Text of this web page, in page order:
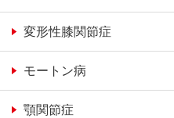
変形性膝関節症
モートン病
顎関節症